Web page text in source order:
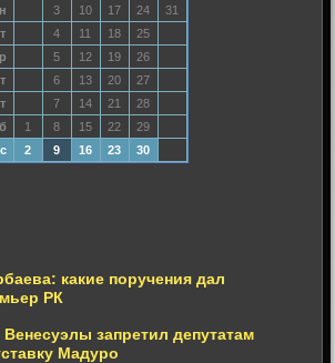
3 10 17 24
31
4 11 18
25
5 12 19
26
6 13 20
27
7 14 21
28
1 8 15 22
29
2 9 16 23 30
какие поручения дал
РК
запретил депутатам
Мадуро